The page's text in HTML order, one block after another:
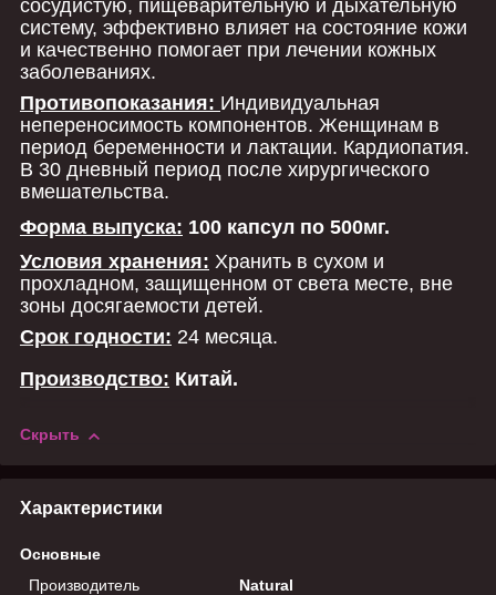
сосудистую, пищеварительную и дыхательную
систему, эффективно влияет на состояние кожи
и качественно помогает при лечении кожных
заболеваниях.
Противопоказания: Индивидуальная
непереносимость компонентов. Женщинам в
период беременности и лактации. Кардиопатия.
В 30 дневный период после хирургического
вмешательства.
Форма выпуска: 100 капсул по 500мг.
Условия хранения: Хранить в сухом и
прохладном, защищенном от света месте, вне
зоны досягаемости детей.
Срок годности: 24 месяца.
Производство: Китай.
Скрыть
Характеристики
Основные
Производитель
Natural